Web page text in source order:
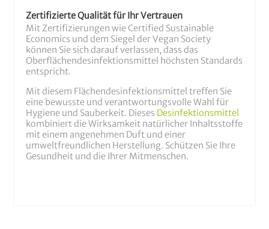
Zertifizierte Qualität für Ihr Vertrauen
Mit Zertifizierungen wie Certified Sustainable
Economics und dem Siegel der Vegan Society
können Sie sich darauf verlassen, dass das
Oberflächendesinfektionsmittel höchsten Standards
entspricht.
Mit diesem Flächendesinfektionsmittel treffen Sie
eine bewusste und verantwortungsvolle Wahl für
Hygiene und Sauberkeit. Dieses Desinfektionsmittel
kombiniert die Wirksamkeit natürlicher Inhaltsstoffe
mit einem angenehmen Duft und einer
umweltfreundlichen Herstellung. Schützen Sie Ihre
Gesundheit und die Ihrer Mitmenschen.